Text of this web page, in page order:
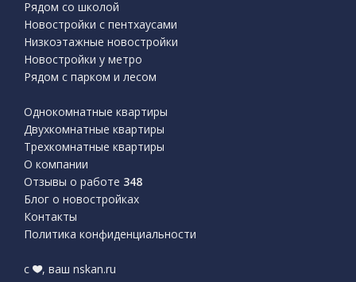
Рядом со школой
Новостройки с пентхаусами
Низкоэтажные новостройки
Новостройки у метро
Рядом с парком и лесом
Однокомнатные квартиры
Двухкомнатные квартиры
Трехкомнатные квартиры
О компании
Отзывы о работе 348
Блог о новостройках
Контакты
Политика конфиденциальности
с , ваш nskan.ru